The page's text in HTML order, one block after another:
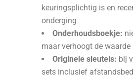
keuringsplichtig is en
onderging
Onderhoudsboekje:
maar verhoogt de
Originele sleutels: bij
sets inclusief